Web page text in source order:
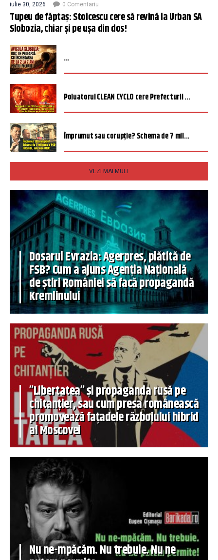
iulie 30, 2026 0 Comentariu
Tupeu de făptaș: Stoicescu cere să revină la Urban SA
Slobozia, chiar și pe ușa din dos!
...
Poluatorul CLEAN CYCLO cere Prefecturii ...
Împrumut sau corupție? Schema de 7 mil...
VEZI MAI MULT
Dosarul Evrazia: Agerpres, plătită de
FSB? Cum a ajuns Agenția Națională
de știri României să facă propagandă
Kremlinului
”Libertatea” și propaganda rusă pe
chitanțier, sau cum presa românească
promovează fațadele războiului hibrid
al Moscovei
Nu ne-mpăcăm. Nu trebuie. Nu ne